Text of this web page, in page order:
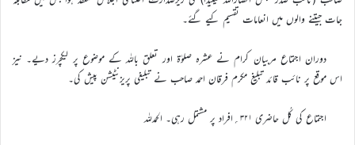
جات جیتنے والوں میں انعامات تقسیم کیے گئے۔
دوران اجتماع مربیان کرام نے عشرہ صلوٰۃ اور تعلق باللہ کے موضوع پر لیکچرز دیے۔ نیز
اس موقع پر نائب قائد تبلیغ مکرم فرقان احمد صاحب نے تبلیغی پریزنٹیشن پیش کی۔
اجتماع کی کُل حاضری ۳۲۱؍افراد پر مشتمل رہی۔ الحمدللہ